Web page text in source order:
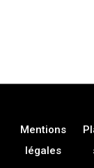
Mentions
légales